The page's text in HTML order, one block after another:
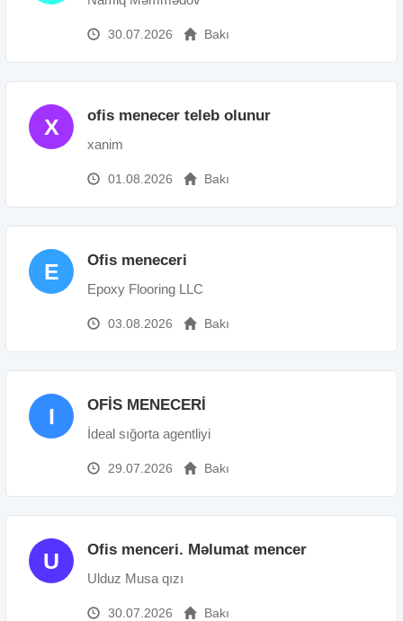
30.07.2026 Bakı
X ofis menecer teleb olunur
xanim
01.08.2026 Bakı
E Ofis meneceri
Epoxy Flooring LLC
03.08.2026 Bakı
I OFİS MENECERİ
İdeal sığorta agentliyi
29.07.2026 Bakı
U Ofis menceri. Məlumat mencer
Ulduz Musa qızı
30.07.2026 Bakı